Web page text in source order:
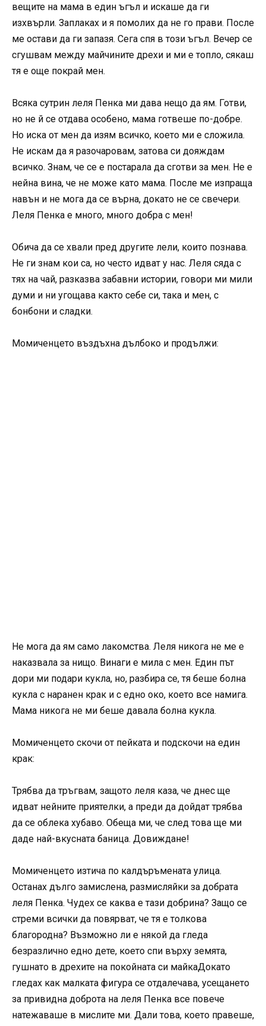
вещите на мама в един ъгъл и искаше да ги
изхвърли. Заплаках и я помолих да не го прави. После
ме остави да ги запазя. Сега спя в този ъгъл. Вечер се
сгушвам между майчините дрехи и ми е топло, сякаш
тя е още покрай мен.
Всяка сутрин леля Пенка ми дава нещо да ям. Готви,
но не й се отдава особено, мама готвеше по-добре.
Но иска от мен да изям всичко, което ми е сложила.
Не искам да я разочаровам, затова си дояждам
всичко. Знам, че се е постарала да сготви за мен. Не е
нейна вина, че не може като мама. После ме изпраща
навън и не мога да се върна, докато не се свечери.
Леля Пенка е много, много добра с мен!
Обича да се хвали пред другите лели, които познава.
Не ги знам кои са, но често идват у нас. Леля сяда с
тях на чай, разказва забавни истории, говори ми мили
думи и ни угощава както себе си, така и мен, с
бонбони и сладки.
Момиченцето въздъхна дълбоко и продължи:
Не мога да ям само лакомства. Леля никога не ме е
наказвала за нищо. Винаги е мила с мен. Един път
дори ми подари кукла, но, разбира се, тя беше болна
кукла с наранен крак и с едно око, което все намига.
Мама никога не ми беше давала болна кукла.
Момиченцето скочи от пейката и подскочи на един
крак:
Трябва да тръгвам, защото леля каза, че днес ще
идват нейните приятелки, а преди да дойдат трябва
да се облека хубаво. Обеща ми, че след това ще ми
даде най-вкусната баница. Довиждане!
Момиченцето изтича по калдъръмената улица.
Останах дълго замислена, размисляйки за добрата
леля Пенка. Чудех се каква е тази добрина? Защо се
стреми всички да повярват, че тя е толкова
благородна? Възможно ли е някой да гледа
безразлично едно дете, което спи върху земята,
гушнато в дрехите на покойната си майкаДокато
гледах как малката фигура се отдалечава, усещането
за привидна доброта на леля Пенка все повече
натежаваше в мислите ми. Дали това, което правеше,